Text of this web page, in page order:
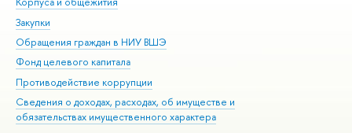
Закупки
Обращения граждан в НИУ ВШЭ
Фонд целевого капитала
Противодействие коррупции
Сведения о доходах, расходах, об имуществе и
обязательствах имущественного характера